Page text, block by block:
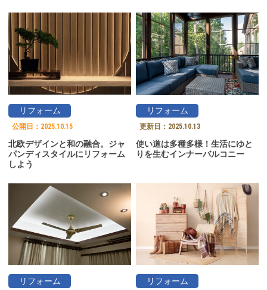
リフォーム
公開日： 2025.10.15
北欧デザインと和の融合。ジャ
パンディスタイルにリフォーム
しよう
リフォーム
更新日： 2025.10.13
使い道は多種多様！生活にゆと
りを生むインナーバルコニー
リフォーム リフォーム